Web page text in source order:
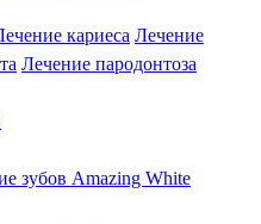
кариеса Лечение
Лечение пародонтоза
зубов Amazing White